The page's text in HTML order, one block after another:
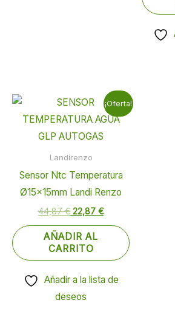
¡Oferta!
Landirenzo
Sensor Ntc Temperatura
Ø15x15mm Landi Renzo
44,87€
El
original
era:
44,87 €.
22,87 €
El
precio
actual
AÑADIR AL
CARRITO
Añadir a la lista de
deseos